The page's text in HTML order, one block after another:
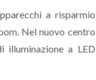
a risparmio
Nel nuovo centro
a LED